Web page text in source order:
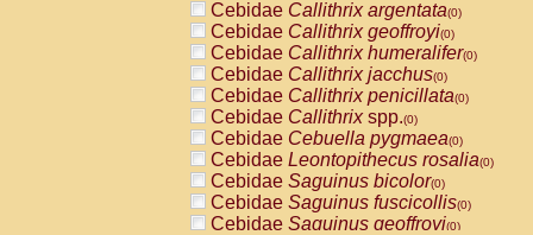
Cebidae Callithrix argentata(0)
Cebidae Callithrix geoffroyi(0)
Cebidae Callithrix humeralifer(0)
Cebidae Callithrix jacchus(0)
Cebidae Callithrix penicillata(0)
Cebidae Callithrixspp.(0)
Cebidae Cebuella pygmaea(0)
Cebidae Leontopithecus rosalia(0)
Cebidae Saguinus bicolor(0)
Cebidae Saguinus fuscicollis(0)
Cebidae Saguinus geoffroyi(0)